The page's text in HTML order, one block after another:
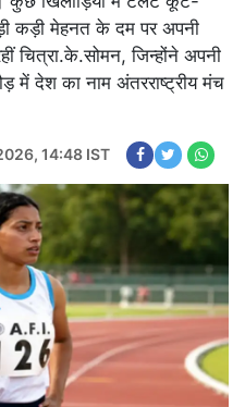
कड़ी मेहनत के दम पर अपनी
चित्रा.के.सोमन, जिन्होंने अपनी
में देश का नाम अंतरराष्ट्रीय मंच
14:48 IST